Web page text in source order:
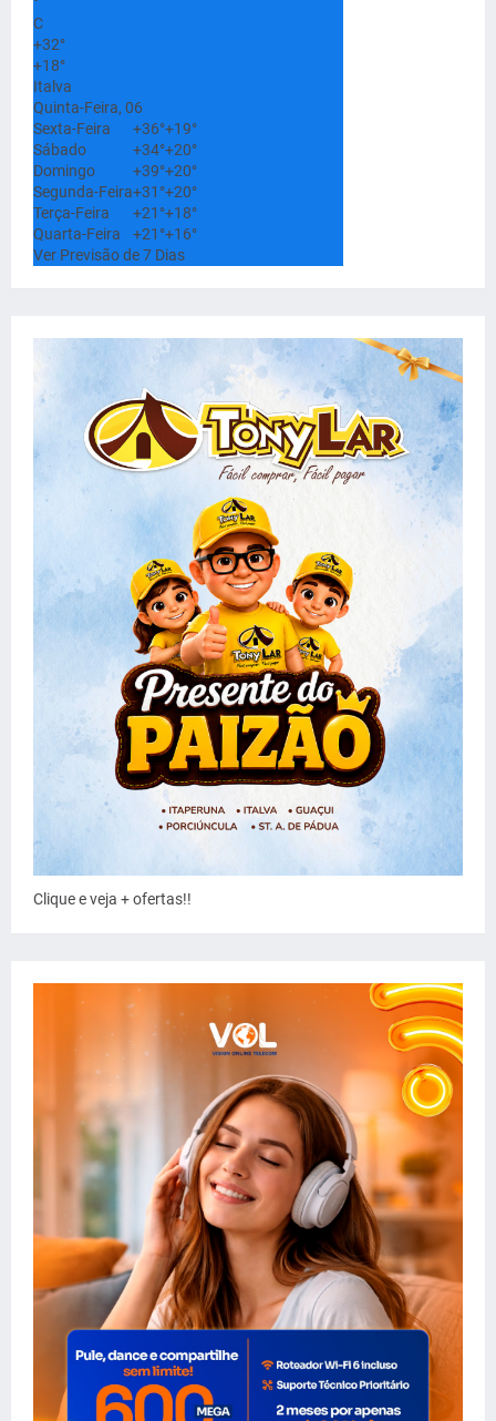
C
+32°
+18°
Italva
Quinta-Feira, 06
Sexta-Feira
+36°+19°
Sábado
+34°+20°
Domingo
+39°+20°
Segunda-Feira+31°+20°
Terça-Feira
+21°+18°
Quarta-Feira
+21°+16°
Ver Previsão de 7 Dias
Clique e veja + ofertas!!